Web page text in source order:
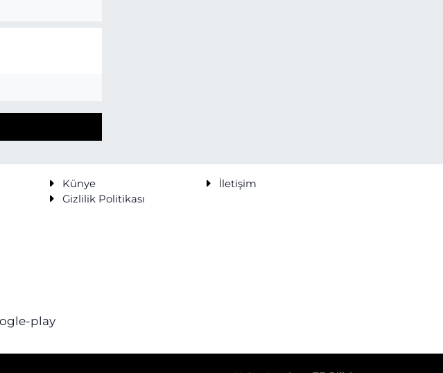
Künye
İletişim
Gizlilik Politikası